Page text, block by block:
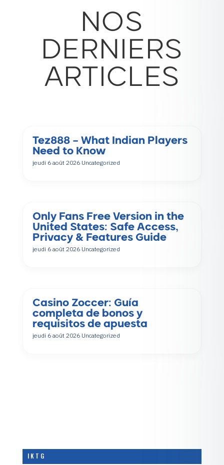
NOS
DERNIERS
ARTICLES
Tez888 – What Indian Players
Need to Know
jeudi 6 août 2026 Uncategorized
Only Fans Free Version in the
United States: Safe Access,
Privacy & Features Guide
jeudi 6 août 2026 Uncategorized
Casino Zoccer: Guía
completa de bonos y
requisitos de apuesta
jeudi 6 août 2026 Uncategorized
I K T G